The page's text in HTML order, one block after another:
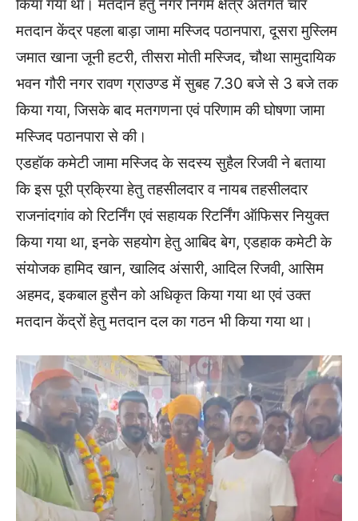
किया गया था। मतदान हेतु नगर निगम क्षेत्र अंतर्गत चार
मतदान केंद्र पहला बाड़ा जामा मस्जिद पठानपारा, दूसरा मुस्लिम
जमात खाना जूनी हटरी, तीसरा मोती मस्जिद, चौथा सामुदायिक
भवन गौरी नगर रावण ग्राउण्ड में सुबह 7.30 बजे से 3 बजे तक
किया गया, जिसके बाद मतगणना एवं परिणाम की घोषणा जामा
मस्जिद पठानपारा से की।
एडहॉक कमेटी जामा मस्जिद के सदस्य सुहैल रिजवी ने बताया
कि इस पूरी प्रक्रिया हेतु तहसीलदार व नायब तहसीलदार
राजनांदगांव को रिटर्निंग एवं सहायक रिटर्निंग ऑफिसर नियुक्त
किया गया था, इनके सहयोग हेतु आबिद बेग, एडहाक कमेटी के
संयोजक हामिद खान, खालिद अंसारी, आदिल रिजवी, आसिम
अहमद, इकबाल हुसैन को अधिकृत किया गया था एवं उक्त
मतदान केंद्रों हेतु मतदान दल का गठन भी किया गया था।